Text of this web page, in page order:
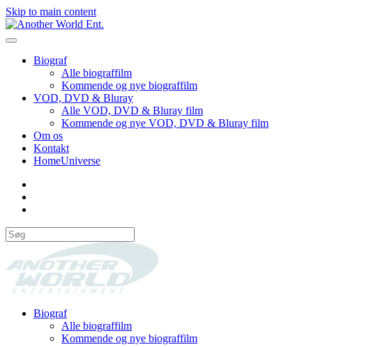
Skip to main content
Biograf
Alle biograffilm
Kommende og nye biograffilm
VOD, DVD & Bluray
Alle VOD, DVD & Bluray film
Kommende og nye VOD, DVD & Bluray film
Om os
Kontakt
HomeUniverse
Biograf
Alle biograffilm
Kommende og nye biograffilm